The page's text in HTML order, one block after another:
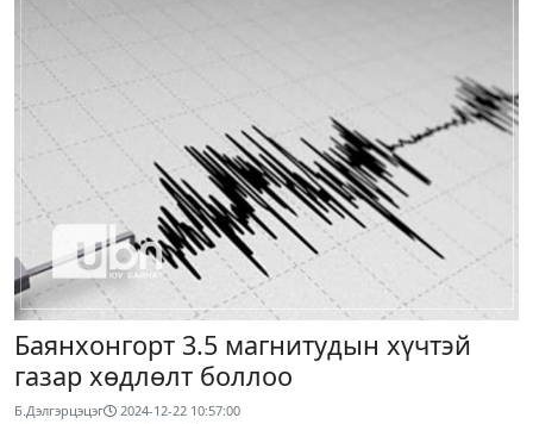
Баянхонгорт 3.5 магнитудын хүчтэй
газар хөдлөлт боллоо
Б.Дэлгэрцэцэг 2024-12-22 10:57:00